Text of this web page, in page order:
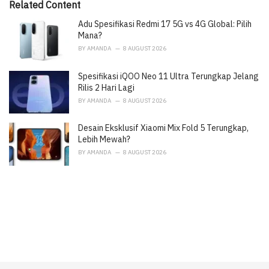
sRelated Content
Adu Spesifikasi Redmi 17 5G vs 4G Global: Pilih
Mana?
BY AMANDA 8 AUGUST 2026
Spesifikasi iQOO Neo 11 Ultra Terungkap Jelang
Rilis 2 Hari Lagi
BY AMANDA 8 AUGUST 2026
Desain Eksklusif Xiaomi Mix Fold 5 Terungkap,
Lebih Mewah?
BY AMANDA 8 AUGUST 2026